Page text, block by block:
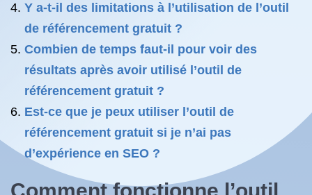
Y a-t-il des limitations à l’utilisation de l’outil
de référencement gratuit ?
Combien de temps faut-il pour voir des
résultats après avoir utilisé l’outil de
référencement gratuit ?
Est-ce que je peux utiliser l’outil de
référencement gratuit si je n’ai pas
d’expérience en SEO ?